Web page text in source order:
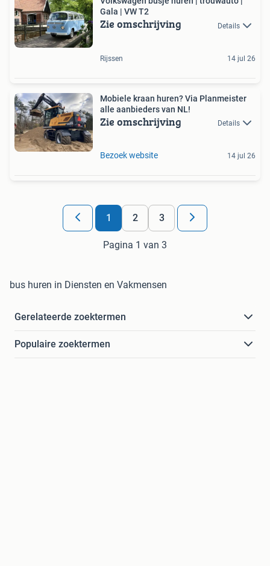
Gala | VW T2
Zie omschrijving Details
Rijssen 14 jul 26
Mobiele kraan huren? Via Planmeister
alle aanbieders van NL!
Zie omschrijving Details
Bezoek website 14 jul 26
1 2 3
Pagina 1 van 3
bus huren in Diensten en Vakmensen
Gerelateerde zoektermen
Populaire zoektermen